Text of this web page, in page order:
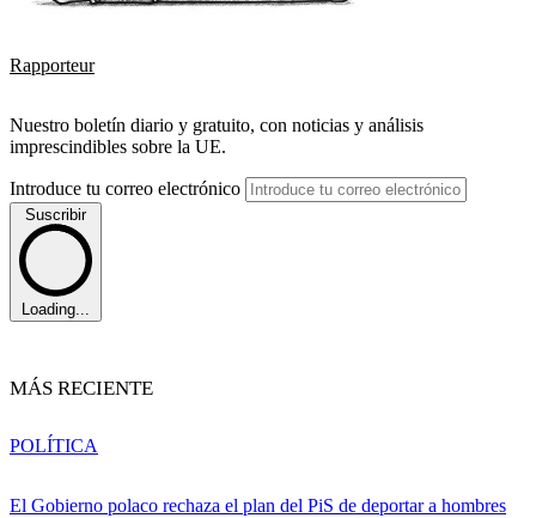
Rapporteur
Nuestro boletín diario y gratuito, con noticias y análisis
imprescindibles sobre la UE.
Introduce tu correo electrónico
Suscribir
Loading...
MÁS RECIENTE
El Gobierno polaco rechaza el plan del PiS de deportar a hombres
POLÍTICA